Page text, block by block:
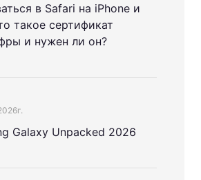
в Safari на iPhone и
такое сертификат
и нужен ли он?
Galaxy Unpacked 2026